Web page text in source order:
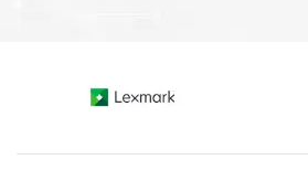
GARANTIA 12 meses